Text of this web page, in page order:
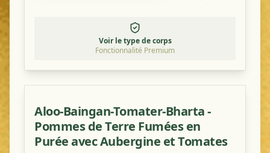
Voir le type de corps
Fonctionnalité Premium
Aloo-Baingan-Tomater-Bharta -
Pommes de Terre Fumées en
Purée avec Aubergine et Tomates